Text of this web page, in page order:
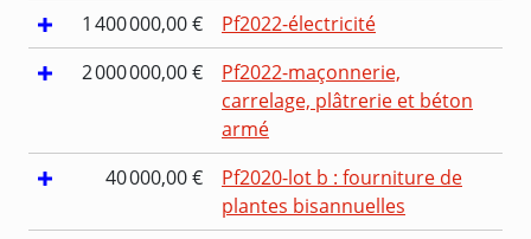
1 400 000,00 €
Pf2022-électricité
2 000 000,00 €
Pf2022-maçonnerie,
carrelage, plâtrerie et béton
armé
40 000,00 €
Pf2020-lot b : fourniture de
plantes bisannuelles